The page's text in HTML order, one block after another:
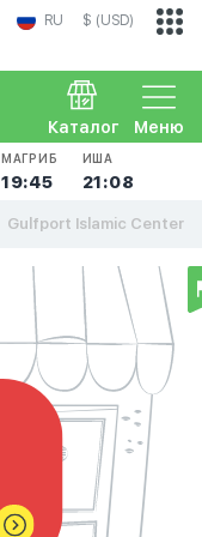
RU $ (USD)
Меню
Каталог
МАГРИБ
19:45
ИША
21:08
Gulfport Islamic Center